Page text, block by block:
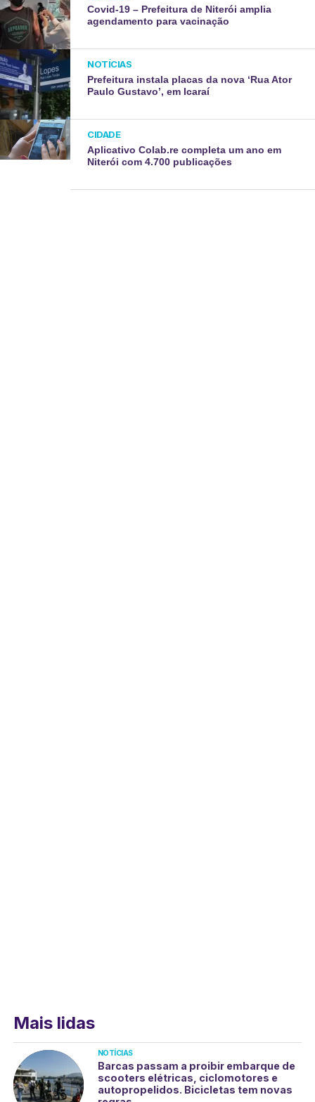
Covid-19 – Prefeitura de Niterói amplia
agendamento para vacinação
NOTÍCIAS
Prefeitura instala placas da nova ‘Rua Ator
Paulo Gustavo’, em Icaraí
CIDADE
Aplicativo Colab.re completa um ano em
Niterói com 4.700 publicações
Mais lidas
NOTÍCIAS
Barcas passam a proibir embarque de
scooters elétricas, ciclomotores e
autopropelidos. Bicicletas tem novas